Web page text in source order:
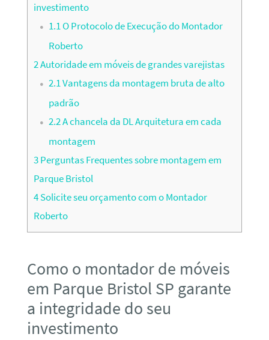
investimento
1.1O Protocolo de Execução do Montador
Roberto
2Autoridade em móveis de grandes varejistas
2.1Vantagens da montagem bruta de alto
padrão
2.2A chancela da DL Arquitetura em cada
montagem
3Perguntas Frequentes sobre montagem em
Parque Bristol
4Solicite seu orçamento com o Montador
Roberto
Como o montador de móveis
em Parque Bristol SP garante
a integridade do seu
investimento